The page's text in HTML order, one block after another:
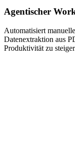
Agentischer
Automatisiert
Datenextraktion aus
Produktivität zu